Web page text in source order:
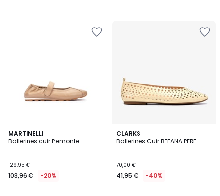
MARTINELLI
Ballerines cuir Piemonte
129,95 €
103,96 € -20%
2
Couleurs
CLARKS
Ballerines Cuir BEFANA PERF
70,00 €
41,95 € -40%
4
/